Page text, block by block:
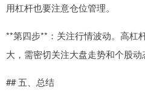
用杠杆也要注意仓位管理。
**第四步**：关注行情波动。高杠
大，需密切关注大盘走势和个股动
## 五、总结